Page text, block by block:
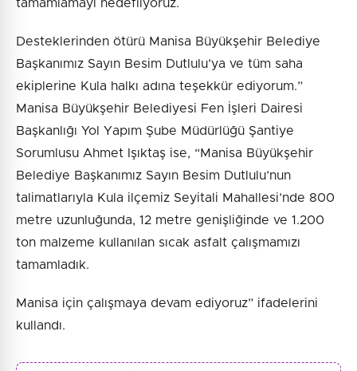
tamamlamayı hedefliyoruz.
Desteklerinden ötürü Manisa Büyükşehir Belediye
Başkanımız Sayın Besim Dutlulu’ya ve tüm saha
ekiplerine Kula halkı adına teşekkür ediyorum.”
Manisa Büyükşehir Belediyesi Fen İşleri Dairesi
Başkanlığı Yol Yapım Şube Müdürlüğü Şantiye
Sorumlusu Ahmet Işıktaş ise, “Manisa Büyükşehir
Belediye Başkanımız Sayın Besim Dutlulu’nun
talimatlarıyla Kula ilçemiz Seyitali Mahallesi’nde 800
metre uzunluğunda, 12 metre genişliğinde ve 1.200
ton malzeme kullanılan sıcak asfalt çalışmamızı
tamamladık.
Manisa için çalışmaya devam ediyoruz” ifadelerini
kullandı.